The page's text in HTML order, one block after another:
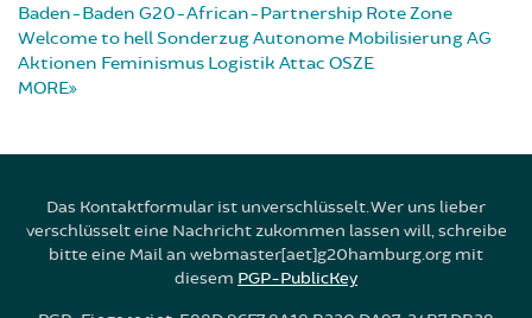
Baden-Baden G20-African-Partnership Rote Zone
Welcome to hellSonderzugAutonome MobilisierungAG
Aktionen Feminismus Logistik Attac OSZE
MORE
Das Kontaktformular ist unverschlüsselt. Wer uns lieber
verschlüsselt eine Nachricht zukommen lassen will, schreibe
bitte eine Mail an webmaster[aet]g20hamburg.org mit
diesem PGP-PublicKey